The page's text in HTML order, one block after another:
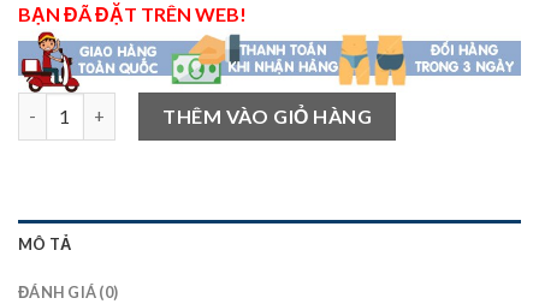
BẠN ĐÃ ĐẶT TRÊN WEB!
Quần lót Calvin Klein (CK) hàng tốt, màu nâu số lượng
THÊM VÀO GIỎ HÀNG
MÔ TẢ
ĐÁNH GIÁ (0)